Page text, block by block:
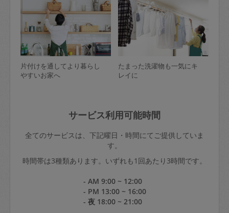
片付けを通してより暮らし
やすいお家へ
たまった洗濯物も一気にキ
レイに
サービス利用可能時間
全てのサービスは、下記曜日・時間にてご提供していま
す。
時間帯は3種類あります。いずれも1回あたり3時間です。
- AM 9:00 ~ 12:00
- PM 13:00 ~ 16:00
- 夜 18:00 ~ 21:00